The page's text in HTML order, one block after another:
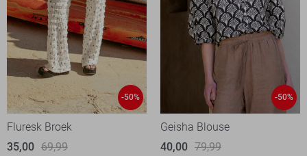
-50%
Fluresk Broek
35,00 69,99
-50%
Geisha Blouse
40,00 79,99